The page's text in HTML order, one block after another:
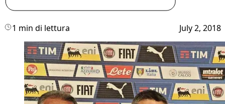
1 min di lettura July 2, 2018